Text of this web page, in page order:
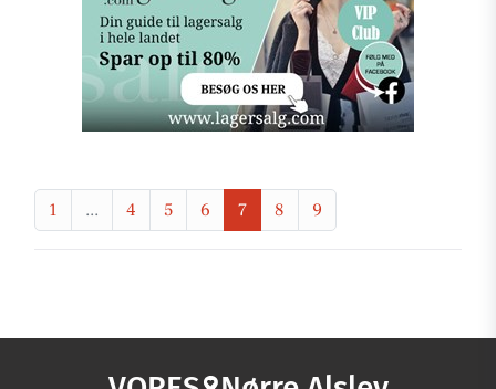
1 ... 4 5 6 7 8 9